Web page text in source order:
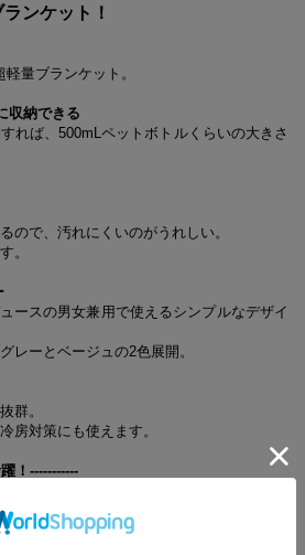
ンケット！
量ブランケット。
収納できる
れば、500mLペットボトルくらいの大きさ
ので、汚れにくいのがうれしい。
。
ースの男女兼用で使えるシンプルなデザイ
レーとベージュの2色展開。
群。
房対策にも使えます。
！-----------
トドアで
り、寝袋に入れたり……使い方いろいろ！